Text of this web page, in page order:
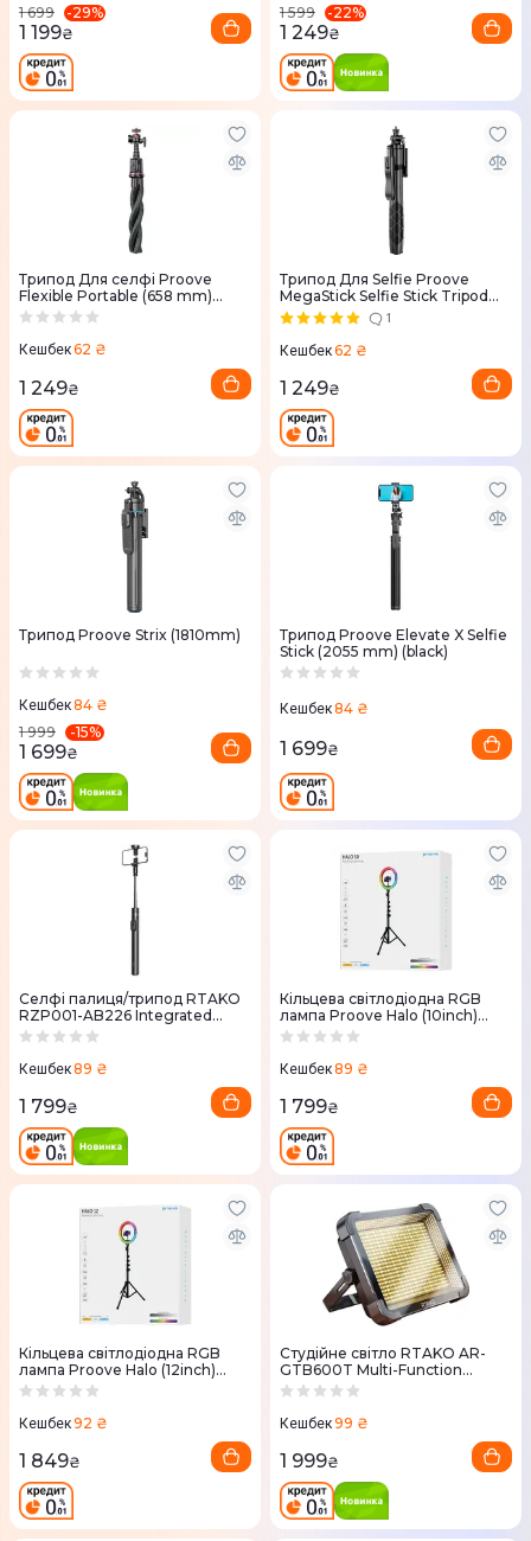
1 699
-29%
1 199₴
1 599
-22%
1 249₴
Трипод Для селфі Proove
Flexible Portable (658 mm)
(black)
Кешбек62 ₴
1 249₴
Трипод Для Selfie Proove
MegaStick Selfie Stick Tripod
(1530 mm) (black)
1
Кешбек62 ₴
1 249₴
Трипод Proove Strix (1810mm)
Кешбек84 ₴
1 999
-15%
1 699₴
Трипод Proove Elevate X Selfie
Stick (2055 mm) (black)
Кешбек84 ₴
1 699₴
Селфі палиця/трипод RTAKO
RZP001-AB226 Integrated
selfie stick Black
Кешбек89 ₴
1 799₴
Кільцева світлодіодна RGB
лампа Proove Halo (10inch)
(white)
Кешбек89 ₴
1 799₴
Кільцева світлодіодна RGB
лампа Proove Halo (12inch)
(white)
Кешбек92 ₴
1 849₴
Студійне світло RTAKO AR-
GTB600T Multi-Function
Charging Panel Light
Кешбек99 ₴
1 999₴